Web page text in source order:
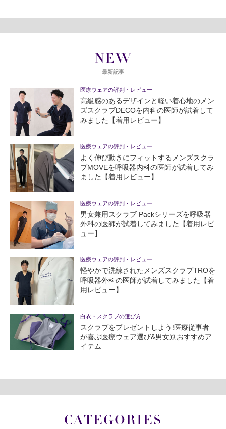
NEW
最新記事
医療ウェアの評判・レビュー
高級感のあるデザインと軽い着心地のメン
ズスクラブDECOを内科の医師が試着して
みました【着用レビュー】
医療ウェアの評判・レビュー
よく伸び動きにフィットするメンズスクラ
ブMOVEを呼吸器内科の医師が試着してみ
ました【着用レビュー】
医療ウェアの評判・レビュー
男女兼用スクラブ Packシリーズを呼吸器
外科の医師が試着してみました【着用レビ
ュー】
医療ウェアの評判・レビュー
軽やかで洗練されたメンズスクラブTROを
呼吸器外科の医師が試着してみました【着
用レビュー】
白衣・スクラブの選び方
スクラブをプレゼントしよう!医療従事者
が喜ぶ医療ウェア選び&男女別おすすめア
イテム
CATEGORIES